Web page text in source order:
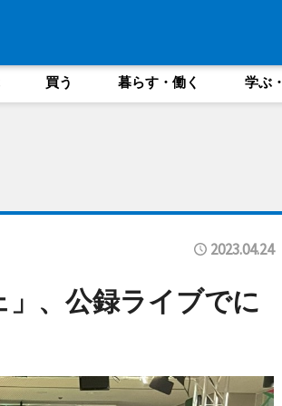
買う 暮らす・働く 学ぶ
2023.04.24
、公録ライブでに